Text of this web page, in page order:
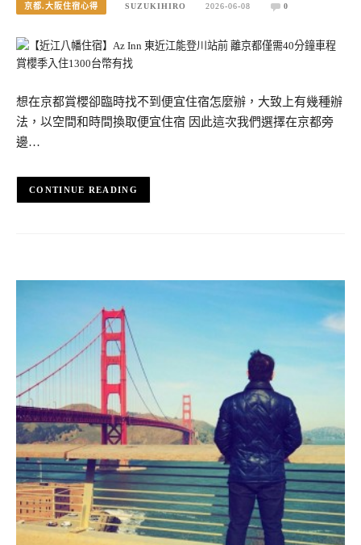
京都.大阪住宿心得 SUZUKIHIRO 2026-06-08 0
想在京都賞櫻卻臨時找不到便宜住宿怎麼辦，大致上有幾種辦
法，以空間和時間換取便宜住宿 因此這次我們選擇在京都旁
邊…
CONTINUE READING